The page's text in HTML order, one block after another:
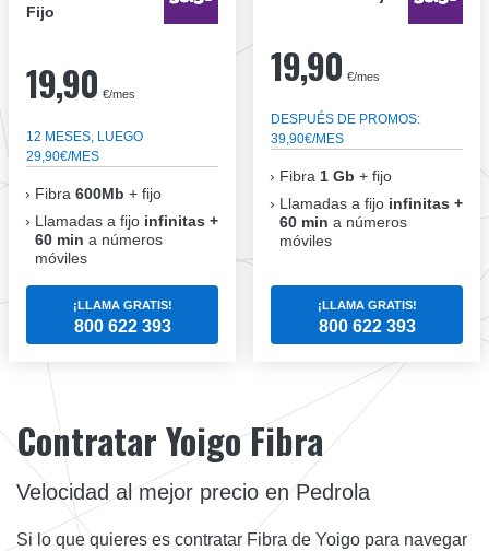
Fijo
19,90 €/mes
12 MESES, LUEGO
29,90€/MES
Fibra 600Mb + fijo
Llamadas a fijo infinitas +
60 min a números
móviles
¡LLAMA GRATIS!
800 622 393
19,90 €/mes
DESPUÉS DE PROMOS:
39,90€/MES
Fibra 1 Gb + fijo
Llamadas a fijo infinitas +
60 min a números
móviles
¡LLAMA GRATIS!
800 622 393
Contratar Yoigo Fibra
Velocidad al mejor precio en Pedrola
Si lo que quieres es contratar Fibra de Yoigo para navegar